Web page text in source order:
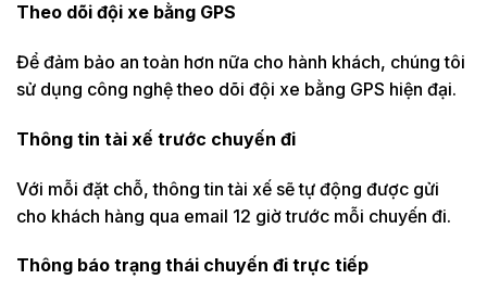
Theo dõi đội xe bằng GPS
Để đảm bảo an toàn hơn nữa cho hành khách, chúng tôi
sử dụng công nghệ theo dõi đội xe bằng GPS hiện đại.
Thông tin tài xế trước chuyến đi
Với mỗi đặt chỗ, thông tin tài xế sẽ tự động được gửi
cho khách hàng qua email 12 giờ trước mỗi chuyến đi.
Thông báo trạng thái chuyến đi trực tiếp